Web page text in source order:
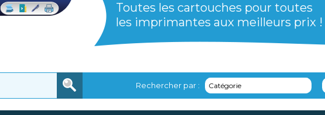
Toutes les cartouches pour toutes
les imprimantes aux meilleurs prix !
Rechercher par : Catégorie